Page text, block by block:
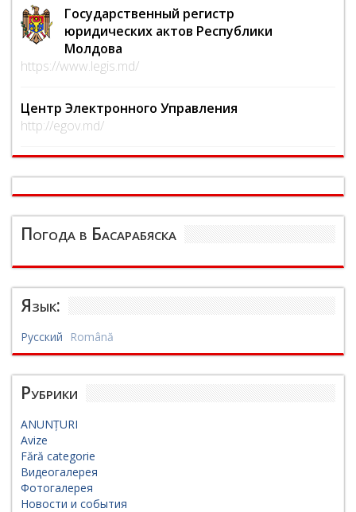
Государственный регистр
юридических актов Республики
Молдова
https://www.legis.md/
Центр Электронного Управления
http://egov.md/
Погода в Басарабяска
Язык:
Русский Română
Рубрики
ANUNȚURI
Avize
Fără categorie
Видеогалерея
Фотогалерея
Новости и события